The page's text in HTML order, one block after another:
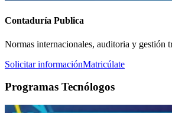
Contaduría Publica
Normas internacionales, auditoria y gestión
Solicitar informaciónMatricúlate
Programas Tecnólogos